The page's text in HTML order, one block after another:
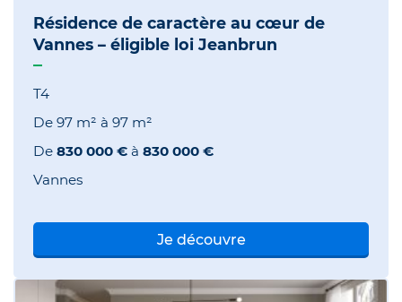
Résidence de caractère au cœur de
Vannes – éligible loi Jeanbrun
T4
De 97 m² à 97 m²
De 830 000 € à 830 000 €
Vannes
Je découvre